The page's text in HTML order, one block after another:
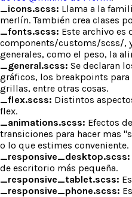
_icons.scss: Llama a la
merlín. También crea clases
_fonts.scss: Este archivo es
components/customs/scss/,
generales, como el peso, la
_general.scss: Se declaran
gráficos, los breakpoints
grillas, entre otras cosas.
_flex.scss: Distintos
flex.
_animations.scss: Efectos
transiciones para hacer mas
o lo que estimes conveniente.
_responsive_desktop.scss:
de escritorio más pequeña.
_responsive_tablet.scss:
_responsive_phone.scss: